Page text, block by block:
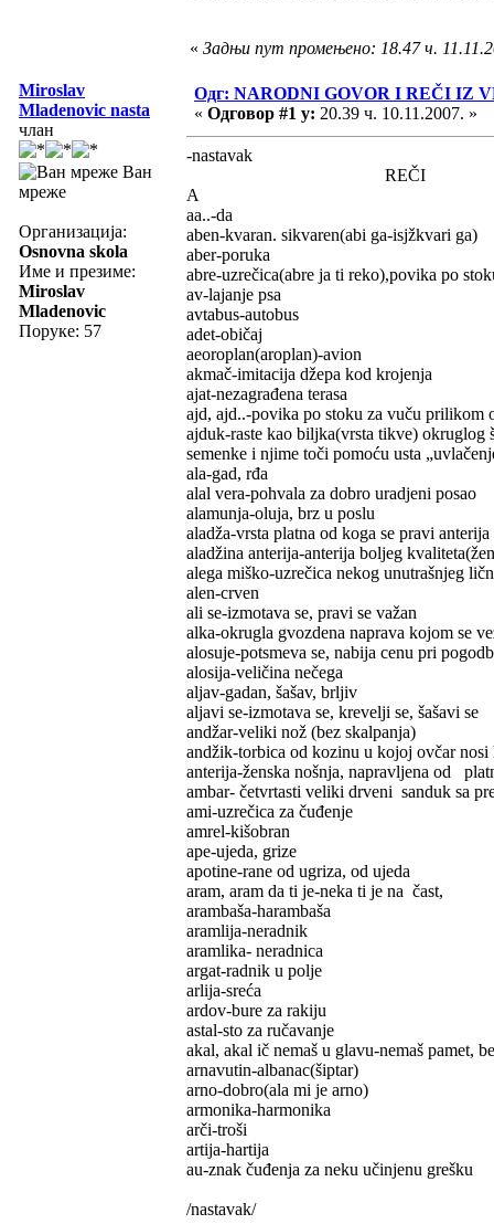
« Задњи пут промењено: 18.47 ч.
Miroslav
Mladenovic nasta
члан
Ван
мреже
Организација:
Osnovna skola
Име и презиме:
Miroslav
Mladenovic
Поруке: 57
Одг: NARODNI GOVOR I REČI IZ
« Одговор #1 у: 20.39 ч. 10.11.2007. »
-nastavak
REČI
A
aa..-da
aben-kvaran. sikvaren(abi ga-isjžkvari ga)
aber-poruka
abre-uzrečica(abre ja ti reko),povika po
av-lajanje psa
avtabus-autobus
adet-običaj
aeoroplan(aroplan)-avion
akmač-imitacija džepa kod krojenja
ajat-nezagrađena terasa
ajd, ajd..-povika po stoku za vuču prilikom
ajduk-raste kao biljka(vrsta tikve) okruglog
semenke i njime toči pomoću usta
ala-gad, rđa
alal vera-pohvala za dobro uradjeni posao
alamunja-oluja, brz u poslu
aladža-vrsta platna od koga se pravi
aladžina anterija-anterija boljeg
alega miško-uzrečica nekog unutrašnjeg
alen-crven
ali se-izmotava se, pravi se važan
alka-okrugla gvozdena naprava kojom se
alosuje-potsmeva se, nabija cenu pri
alosija-veličina nečega
aljav-gadan, šašav, brljiv
aljavi se-izmotava se, krevelji se, šašavi se
andžar-veliki nož (bez skalpanja)
andžik-torbica od kozinu u kojoj ovčar nosi
anterija-ženska nošnja, napravljena od
ambar- četvrtasti veliki drveni sanduk sa
ami-uzrečica za čuđenje
amrel-kišobran
ape-ujeda, grize
apotine-rane od ugriza, od ujeda
aram, aram da ti je-neka ti je na čast,
arambaša-harambaša
aramlija-neradnik
aramlika- neradnica
argat-radnik u polje
arlija-sreća
ardov-bure za rakiju
astal-sto za ručavanje
akal, akal ič nemaš u glavu-nemaš pamet,
arnavutin-albanac(šiptar)
arno-dobro(ala mi je arno)
armonika-harmonika
arči-troši
artija-hartija
au-znak čuđenja za neku učinjenu grešku
/nastavak/